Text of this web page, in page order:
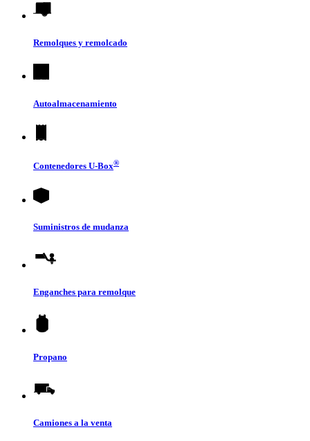
Remolques y remolcado
Autoalmacenamiento
Contenedores U-Box®
Suministros de mudanza
Enganches para remolque
Propano
Camiones a la venta